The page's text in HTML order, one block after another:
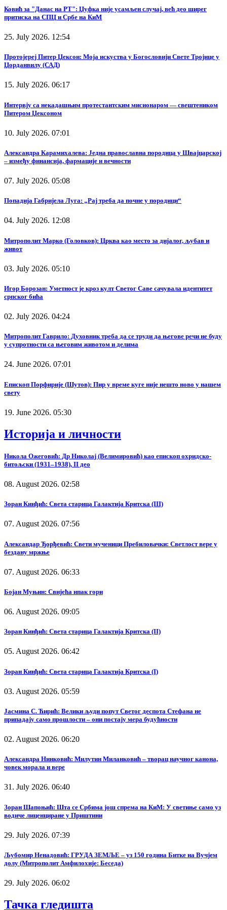
Ковић за "Данас на РТ": Џуфка није усамљен случај, већ део ширег
притиска на СПЦ и Србе на КиМ
25. July 2026. 12:54
Протојереј Питер Џексон: Моја искуства у Богословији Свете Тројице у
Џорданвилу (САД)
15. July 2026. 06:17
Интервју са некадашњим протестантским мисионаром — свештеником
Питером Џексоном
10. July 2026. 07:01
Александра Карамихалева: Једна православна породица у Швајцарској
– између финансија, фармације и вечности
07. July 2026. 05:08
Попадија Габријела Луга: „Рај треба да почне у породици“
04. July 2026. 12:08
Митрополит Марко (Головков): Црква као место за дијалог, љубав и
живот
03. July 2026. 05:10
Игор Борозан: Уметност је кроз култ Светог Саве сачувала идентитет
српског бића
02. July 2026. 04:24
Митрополит Гаврило: Духовник треба да се труди да његове речи не буду
у супротности са његовим животом и делима
24. June 2026. 07:01
Епископ Порфирије (Шутов): Пир у време куге није нешто ново у нашем
свету
19. June 2026. 05:30
Историја и личности
Никола Ожеговић: Др Николај (Велимировић) као епископ охридско-
битољски (1931–1938), II део
08. August 2026. 02:58
Зоран Кинђић: Света старица Галактија Критска (III)
07. August 2026. 07:56
Александар Ђорђевић: Свети мученици Пребиловачки: Светлост вере у
бездану мржње
07. August 2026. 06:33
Бојан Муњин: Свијећа ипак гори
06. August 2026. 09:05
Зоран Кинђић: Света старица Галактија Критска (II)
05. August 2026. 06:42
Зоран Кинђић: Света старица Галактија Критска (I)
03. August 2026. 05:59
Јасмина С. Ћирић: Велики људи попут Светог деспота Стефана не
припадају само прошлости – они постају мера будућности
02. August 2026. 06:20
Александра Нинковић: Милутин Миланковић – творац научног канона,
човек морала и вере
31. July 2026. 06:40
Зоран Шапоњић: Шта се Србима још спрема на КиМ: У светиње само уз
водиче лиценциране у Приштини
29. July 2026. 07:39
Љубомир Ненадовић: ГРУДА ЗЕМЉЕ – уз 150 година Битке на Вучјем
долу (Митрополит Амфилохије: Беседа)
29. July 2026. 06:02
Тачка гледишта